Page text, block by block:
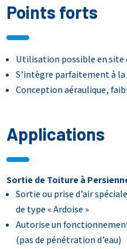
Points forts
Utilisation possible en site
S’intègre parfaitement à
Conception aéraulique,
Applications
Sortie de Toiture à
Sortie ou prise d’air
de type « Ardoise »
Autorise un
(pas de pénétration d’eau)